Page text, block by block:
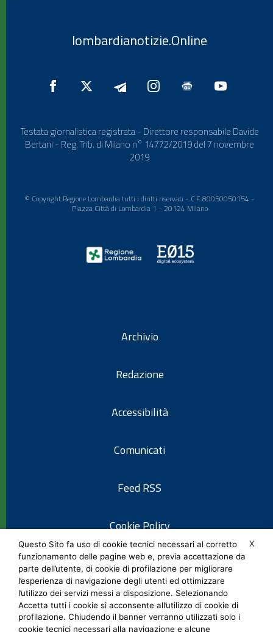
lombardianotizie.Online
Testata giornalistica registrata - Direttore responsabile Davide
Bertani - Reg. Trib. di Milano n° 14772/2019 del 7 novembre
2019
© Copyright Regione Lombardia tutti i diritti riservati - C.F. 80050050154 -
Piazza Città di Lombardia 1 - 20124 Milano
Archivio
Redazione
Accessibilità
Comunicati
Feed RSS
Cookie Policy
Informativa privacy
Note legali
X
Questo Sito fa uso di cookie tecnici necessari al corretto
funzionamento delle pagine web e, previa accettazione da
parte dell’utente, di cookie di profilazione per migliorare
l’esperienza di navigazione degli utenti ed ottimizzare
l’utilizzo dei servizi messi a disposizione. Selezionando
Accetta tutti i cookie si acconsente all’utilizzo di cookie di
profilazione. Chiudendo il banner verranno utilizzati solo i
cookie tecnici necessari alla navigazione e alcune